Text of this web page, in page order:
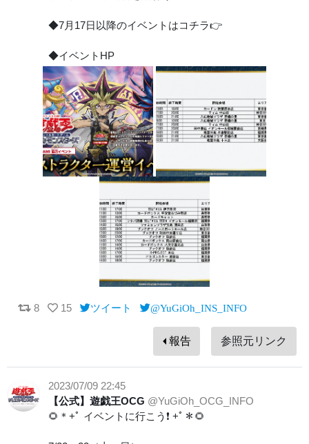
◆7月17日以降のイベントはコチラ👉
◆イベントHP
8 15 ツイート @YuGiOh_INS_INFO
報告 参照元リンク
2023/07/09 22:45
【公式】遊戯王OCG @YuGiOh_OCG_INFO
🌻＊+ﾟ イベントに行こう❗️ +ﾟ＊🌻